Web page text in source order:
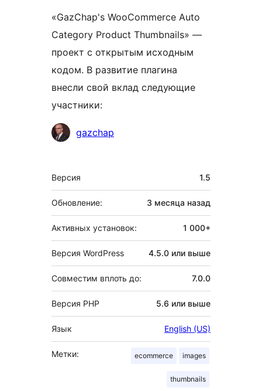
«GazChap's WooCommerce Auto
Category Product Thumbnails» —
проект с открытым исходным
кодом. В развитие плагина
внесли свой вклад следующие
участники:
Участники
gazchap
Мета
Версия 1.5
Обновление: 3 месяца назад
Активных установок: 1 000+
Версия WordPress 4.5.0 или выше
Совместим вплоть до: 7.0.0
Версия PHP 5.6 или выше
Язык English (US)
Метки: ecommerce images
thumbnails